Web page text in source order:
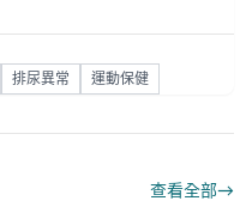
排尿異常 運動保健
查看全部→